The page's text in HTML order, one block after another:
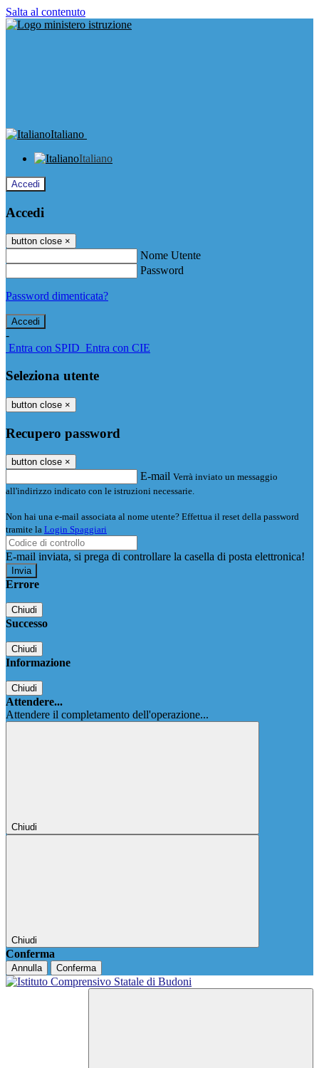
Salta al contenuto
Italiano
Italiano
Accedi
Accedi
button close ×
Nome Utente
Password
Password dimenticata?
-
Entra con SPID Entra con CIE
Seleziona utente
button close ×
Recupero password
button close ×
E-mail Verrà inviato un messaggio
all'indirizzo indicato con le istruzioni necessarie.
Non hai una e-mail associata al nome utente? Effettua il reset della password
tramite la Login Spaggiari
E-mail inviata, si prega di controllare la casella di posta elettronica!
Errore
Chiudi
Successo
Chiudi
Informazione
Chiudi
Attendere...
Attendere il completamento dell'operazione...
Chiudi
Chiudi
Conferma
Annulla Conferma